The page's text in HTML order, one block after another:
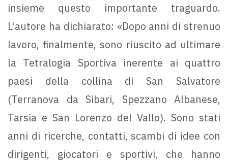
insieme questo importante traguardo.
L’autore ha dichiarato: «Dopo anni di strenuo
lavoro, finalmente, sono riuscito ad ultimare
la Tetralogia Sportiva inerente ai quattro
paesi della collina di San Salvatore
(Terranova da Sibari, Spezzano Albanese,
Tarsia e San Lorenzo del Vallo). Sono stati
anni di ricerche, contatti, scambi di idee con
dirigenti, giocatori e sportivi, che hanno